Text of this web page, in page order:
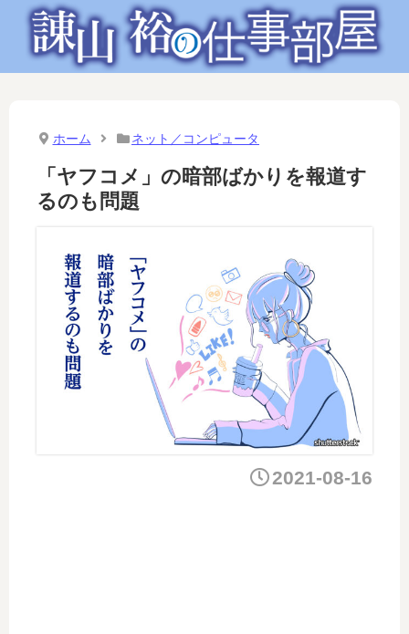
ホーム ネット／コンピュータ
「ヤフコメ」の暗部ばかりを報道す
るのも問題
2021-08-16